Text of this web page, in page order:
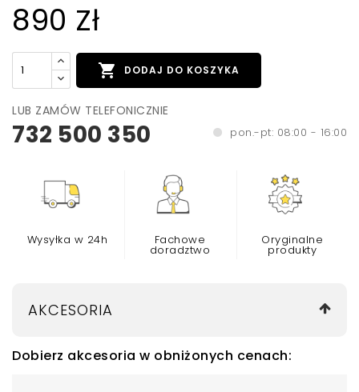
890 Zł
 DODAJ DO KOSZYKA
LUB ZAMÓW TELEFONICZNIE
732 500 350 pon.-pt: 08:00 - 16:00
Wysyłka w 24h Fachowe
doradztwo
Oryginalne
produkty
AKCESORIA
Dobierz akcesoria w obniżonych cenach: